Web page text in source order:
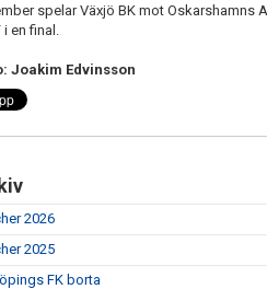
spelar Växjö BK mot Oskarshamns
i en final.
Joakim Edvinsson
2026
2025
FK borta